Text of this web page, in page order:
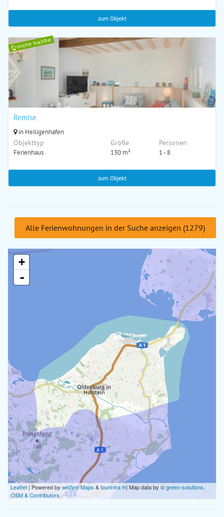
zum Objekt
online buchbar
Remise
in Heiligenhafen
Objekttyp
Ferienhaus
Größe
130 m²
Personen
1 - 8
zum Objekt
Alle Ferienwohnungen in der Suche anzeigen (1279)
+
-
Leaflet | Powered bywe2p® Maps &tourinfra ®| Map data by ©green-solutions,
OSM & Contributors